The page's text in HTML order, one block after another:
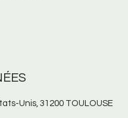
Unis, 31200 TOULOUSE